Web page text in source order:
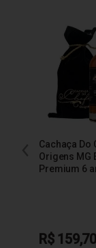
Cachaça Do
Origens MG
Premium 6
R$ 159,70